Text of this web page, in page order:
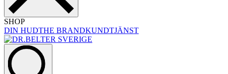
SHOP
DIN HUDTHE BRANDKUNDTJÄNST